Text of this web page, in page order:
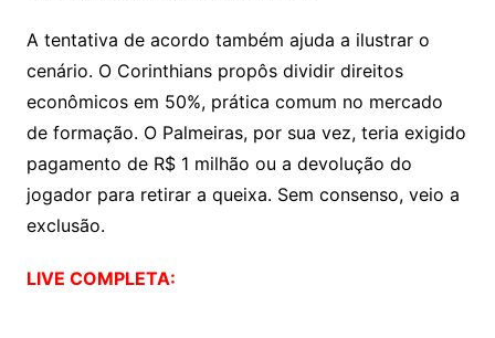
A tentativa de acordo também ajuda a ilustrar o
cenário. O Corinthians propôs dividir direitos
econômicos em 50%, prática comum no mercado
de formação. O Palmeiras, por sua vez, teria exigido
pagamento de R$ 1 milhão ou a devolução do
jogador para retirar a queixa. Sem consenso, veio a
exclusão.
LIVE COMPLETA: